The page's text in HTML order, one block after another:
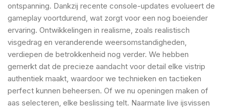
ontspanning. Dankzij recente console-updates evolueert de
gameplay voortdurend, wat zorgt voor een nog boeiender
ervaring. Ontwikkelingen in realisme, zoals realistisch
visgedrag en veranderende weersomstandigheden,
verdiepen de betrokkenheid nog verder. We hebben
gemerkt dat de precieze aandacht voor detail elke vistrip
authentiek maakt, waardoor we technieken en tactieken
perfect kunnen beheersen. Of we nu openingen maken of
aas selecteren, elke beslissing telt. Naarmate live ijsvissen